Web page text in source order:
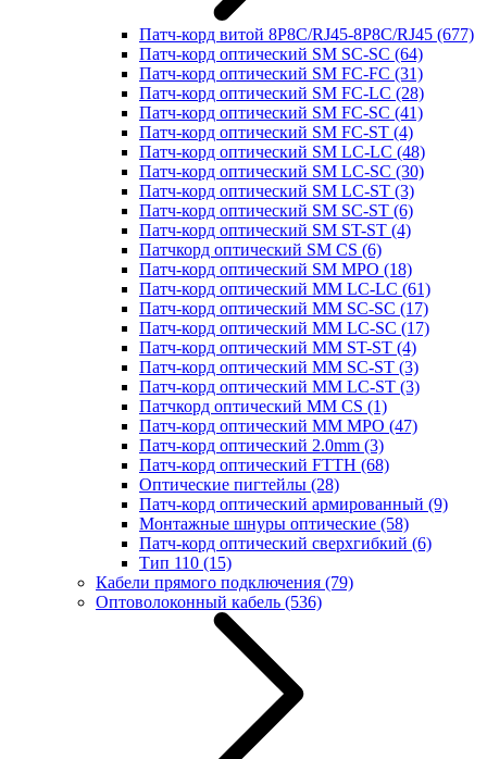
Патч-корд витой 8P8C/RJ45-8P8C/RJ45 (677)
Патч-корд оптический SM SC-SC (64)
Патч-корд оптический SM FC-FC (31)
Патч-корд оптический SM FC-LC (28)
Патч-корд оптический SM FC-SC (41)
Патч-корд оптический SM FC-ST (4)
Патч-корд оптический SM LC-LC (48)
Патч-корд оптический SM LC-SC (30)
Патч-корд оптический SM LC-ST (3)
Патч-корд оптический SM SC-ST (6)
Патч-корд оптический SM ST-ST (4)
Патчкорд оптический SM CS (6)
Патч-корд оптический SM MPO (18)
Патч-корд оптический MM LC-LC (61)
Патч-корд оптический MM SC-SC (17)
Патч-корд оптический MM LC-SC (17)
Патч-корд оптический MM ST-ST (4)
Патч-корд оптический MM SC-ST (3)
Патч-корд оптический MM LC-ST (3)
Патчкорд оптический MM CS (1)
Патч-корд оптический MM MPO (47)
Патч-корд оптический 2.0mm (3)
Патч-корд оптический FTTH (68)
Оптические пигтейлы (28)
Патч-корд оптический армированный (9)
Монтажные шнуры оптические (58)
Патч-корд оптический сверхгибкий (6)
Тип 110 (15)
Кабели прямого подключения (79)
Оптоволоконный кабель (536)